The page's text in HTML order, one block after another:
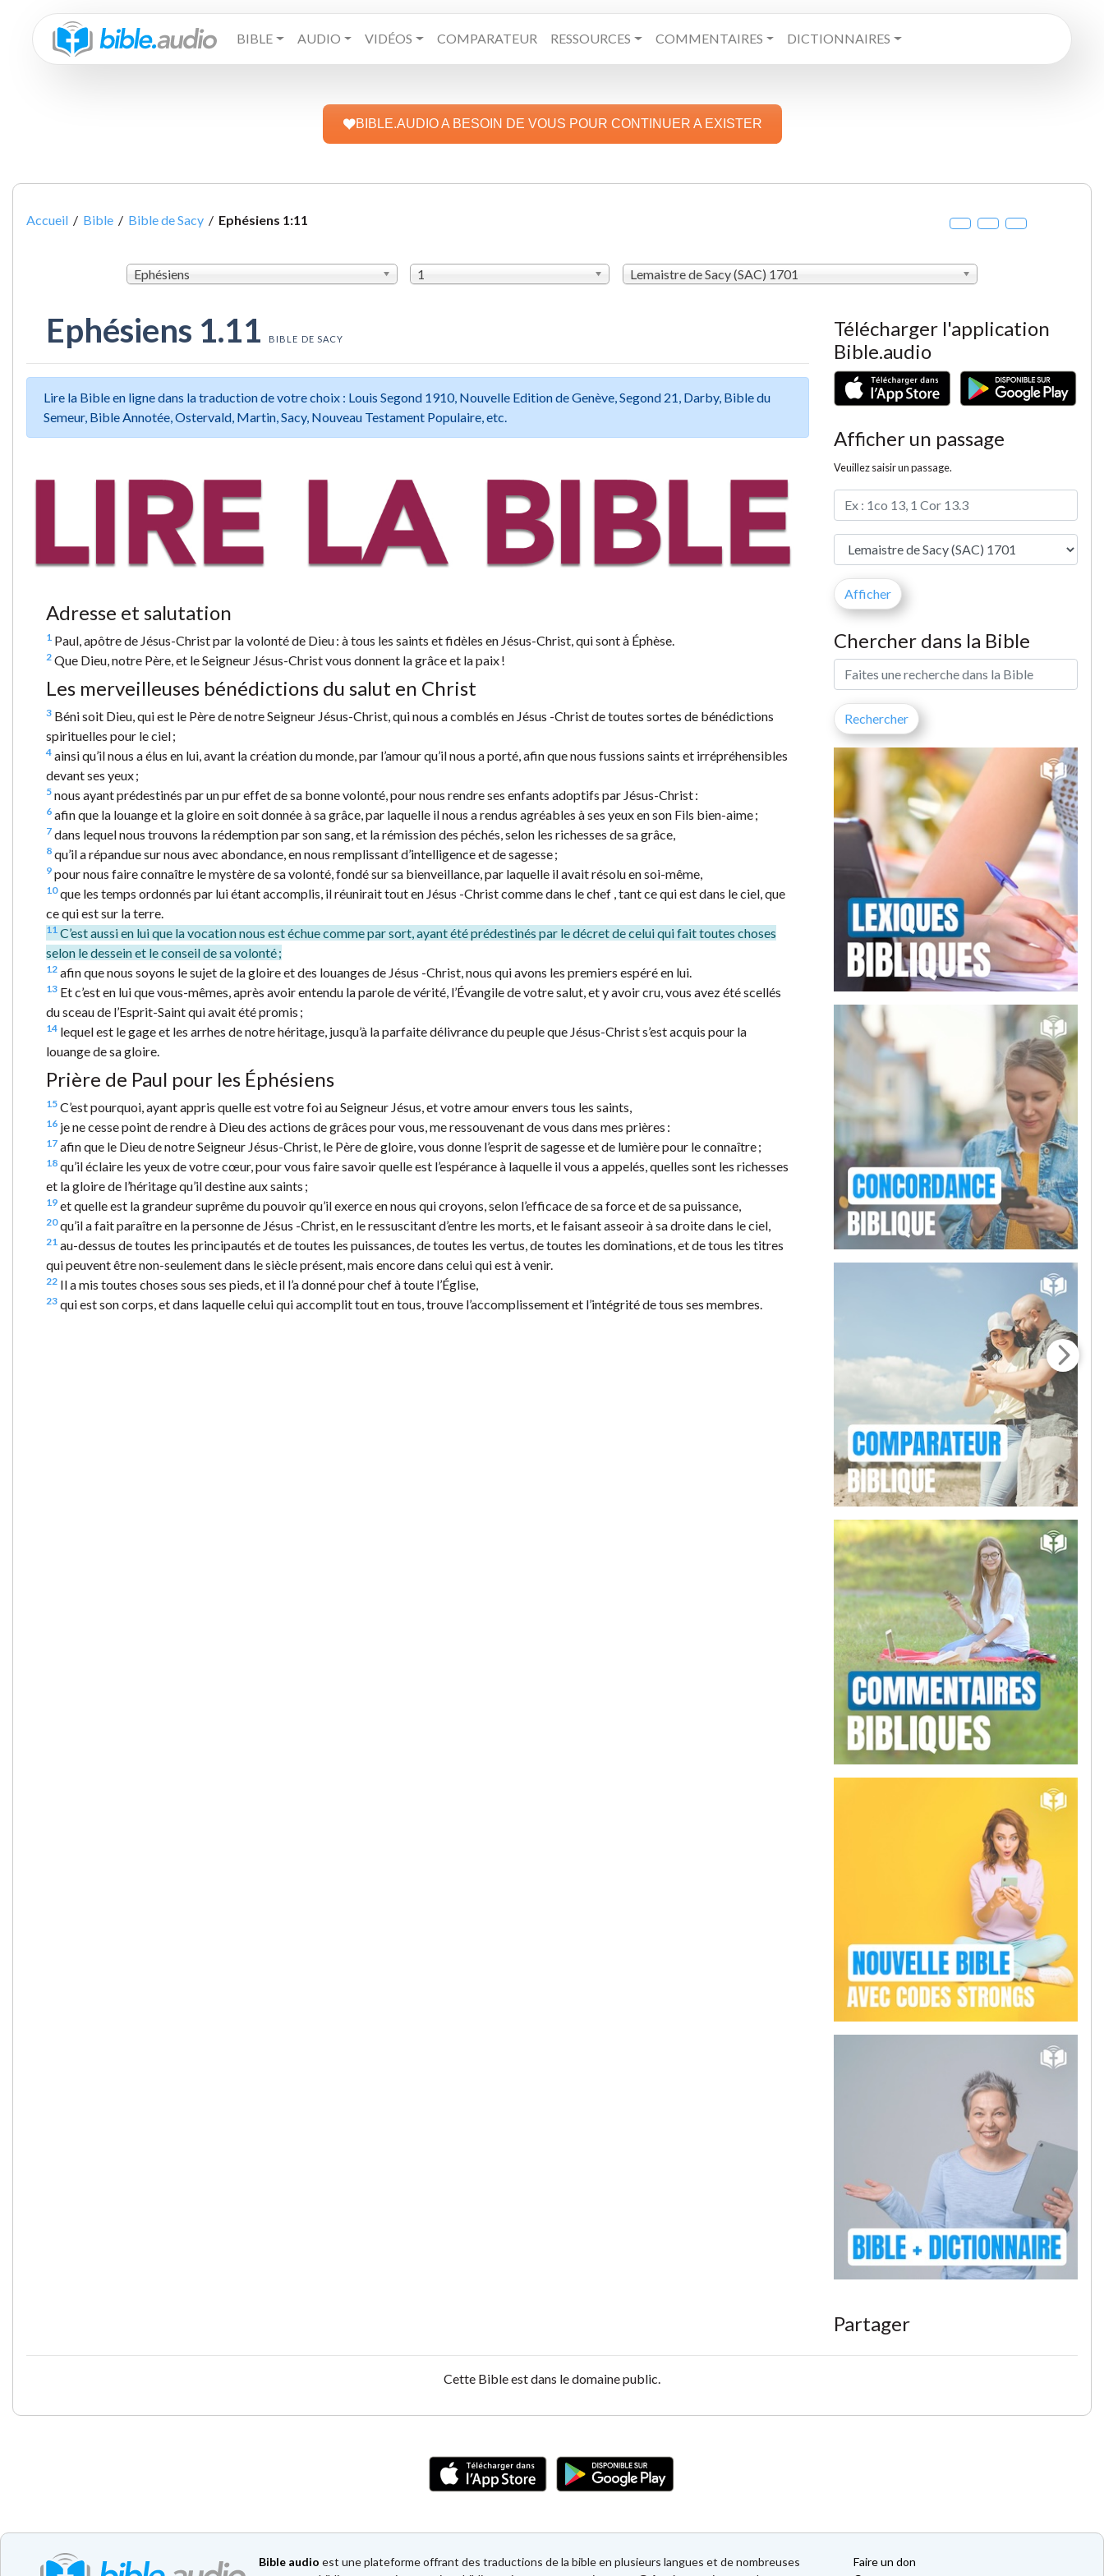
BIBLE AUDIO VIDÉOS COMPARATEUR RESSOURCES COMMENTAIRES DICTIONNAIRES
BIBLE.AUDIO A BESOIN DE VOUS POUR CONTINUER A EXISTER
Accueil / Bible / Bible de Sacy / Ephésiens 1:11
Ephésiens 1 Lemaistre de Sacy (SAC) 1701
Ephésiens 1.11 BIBLE DE SACY
Lire la Bible en ligne dans la traduction de votre choix : Louis Segond 1910, Nouvelle Edition de Genève, Segond 21, Darby, Bible du
Semeur, Bible Annotée, Ostervald, Martin, Sacy, Nouveau Testament Populaire, etc.
Adresse et salutation
1 Paul, apôtre de Jésus-Christ par la volonté de Dieu : à tous les saints et fidèles en Jésus-Christ, qui sont à Éphèse.
2 Que Dieu, notre Père, et le Seigneur Jésus-Christ vous donnent la grâce et la paix !
Les merveilleuses bénédictions du salut en Christ
3 Béni soit Dieu, qui est le Père de notre Seigneur Jésus-Christ, qui nous a comblés en Jésus -Christ de toutes sortes de bénédictions
spirituelles pour le ciel ;
4 ainsi qu’il nous a élus en lui, avant la création du monde, par l’amour qu’il nous a porté, afin que nous fussions saints et irrépréhensibles
devant ses yeux ;
5 nous ayant prédestinés par un pur effet de sa bonne volonté, pour nous rendre ses enfants adoptifs par Jésus-Christ :
6 afin que la louange et la gloire en soit donnée à sa grâce, par laquelle il nous a rendus agréables à ses yeux en son Fils bien-aime ;
7 dans lequel nous trouvons la rédemption par son sang, et la rémission des péchés, selon les richesses de sa grâce,
8 qu’il a répandue sur nous avec abondance, en nous remplissant d’intelligence et de sagesse ;
9 pour nous faire connaître le mystère de sa volonté, fondé sur sa bienveillance, par laquelle il avait résolu en soi-même,
10que les temps ordonnés par lui étant accomplis, il réunirait tout en Jésus -Christ comme dans le chef , tant ce qui est dans le ciel, que
ce qui est sur la terre.
11 C’est aussi en lui que la vocation nous est échue comme par sort, ayant été prédestinés par le décret de celui qui fait toutes choses
selon le dessein et le conseil de sa volonté ;
12 afin que nous soyons le sujet de la gloire et des louanges de Jésus -Christ, nous qui avons les premiers espéré en lui.
13 Et c’est en lui que vous-mêmes, après avoir entendu la parole de vérité, l’Évangile de votre salut, et y avoir cru, vous avez été scellés
du sceau de l’Esprit-Saint qui avait été promis ;
14 lequel est le gage et les arrhes de notre héritage, jusqu’à la parfaite délivrance du peuple que Jésus-Christ s’est acquis pour la
louange de sa gloire.
Prière de Paul pour les Éphésiens
15 C’est pourquoi, ayant appris quelle est votre foi au Seigneur Jésus, et votre amour envers tous les saints,
16 je ne cesse point de rendre à Dieu des actions de grâces pour vous, me ressouvenant de vous dans mes prières :
17 afin que le Dieu de notre Seigneur Jésus-Christ, le Père de gloire, vous donne l’esprit de sagesse et de lumière pour le connaître ;
18 qu’il éclaire les yeux de votre cœur, pour vous faire savoir quelle est l’espérance à laquelle il vous a appelés, quelles sont les richesses
et la gloire de l’héritage qu’il destine aux saints ;
19 et quelle est la grandeur suprême du pouvoir qu’il exerce en nous qui croyons, selon l’efficace de sa force et de sa puissance,
20qu’il a fait paraître en la personne de Jésus -Christ, en le ressuscitant d’entre les morts, et le faisant asseoir à sa droite dans le ciel,
21 au-dessus de toutes les principautés et de toutes les puissances, de toutes les vertus, de toutes les dominations, et de tous les titres
qui peuvent être non-seulement dans le siècle présent, mais encore dans celui qui est à venir.
22 Il a mis toutes choses sous ses pieds, et il l’a donné pour chef à toute l’Église,
23 qui est son corps, et dans laquelle celui qui accomplit tout en tous, trouve l’accomplissement et l’intégrité de tous ses membres.
Télécharger l'application
Bible.audio
Afficher un passage
Veuillez saisir un passage.
Chercher dans la Bible
Partager
Cette Bible est dans le domaine public.
Bible audio est une plateforme offrant des traductions de la bible en plusieurs langues et de nombreuses
Faire un don